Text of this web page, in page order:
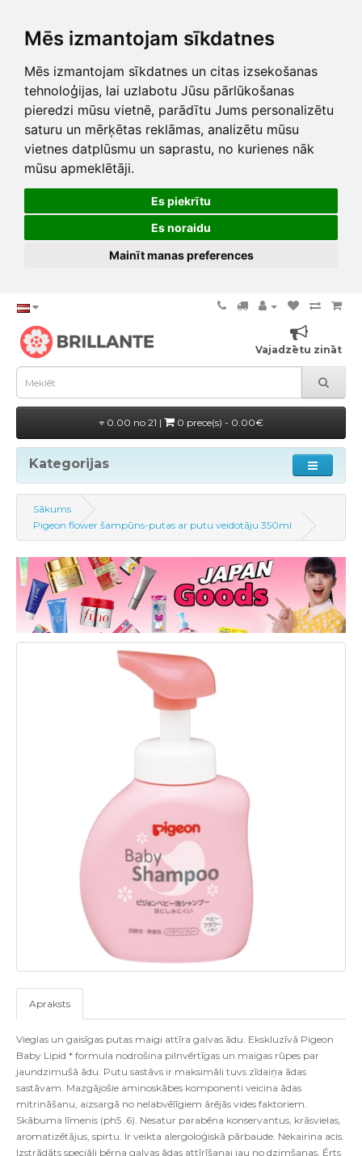
Mēs izmantojam sīkdatnes
Mēs izmantojam sīkdatnes un citas izsekošanas
tehnoloģijas, lai uzlabotu Jūsu pārlūkošanas
pieredzi mūsu vietnē, parādītu Jums personalizētu
saturu un mērķētas reklāmas, analizētu mūsu
vietnes datplūsmu un saprastu, no kurienes nāk
mūsu apmeklētāji.
Es piekrītu
Es noraidu
Mainīt manas preferences
Vajadzētu zināt
0.00 no 21 | 0 prece(s) - 0.00€
Kategorijas
Sākums
Pigeon flower šampūns-putas ar putu veidotāju 350ml
Apraksts
Vieglas un gaisīgas putas maigi attīra galvas ādu. Ekskluzīvā Pigeon
Baby Lipid * formula nodrošina pilnvērtīgas un maigas rūpes par
jaundzimušā ādu. Putu sastāvs ir maksimāli tuvs zīdaiņa ādas
sastāvam. Mazgājošie aminoskābes komponenti veicina ādas
mitrināšanu, aizsargā no nelabvēlīgiem ārējās vides faktoriem.
Skābuma līmenis (ph5 .6). Nesatur parabēna konservantus, krāsvielas,
aromatizētājus, spirtu. Ir veikta alergoloģiskā pārbaude. Nekairina acis.
Izstrādāts speciāli bērna galvas ādas attīrīšanai jau no dzimšanas. Ērts